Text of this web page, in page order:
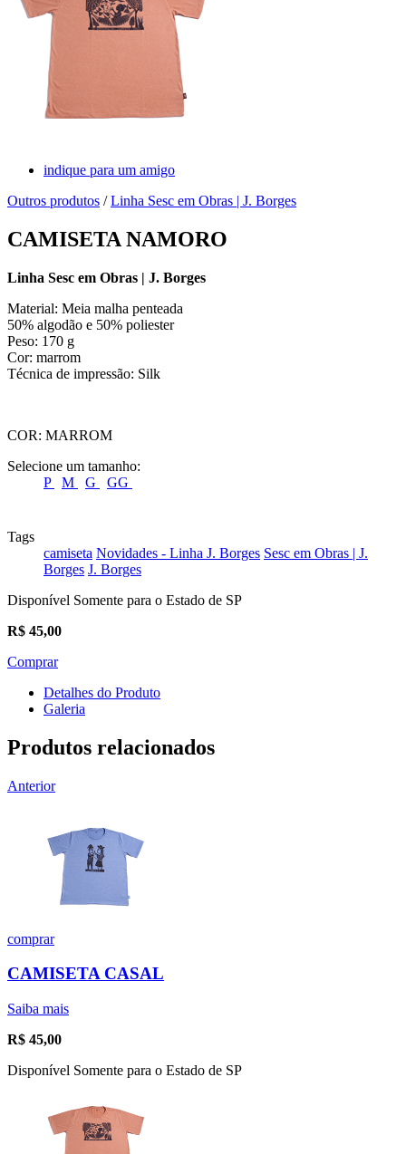
indique para um amigo
Outros produtos /Linha Sesc em Obras | J. Borges
CAMISETA NAMORO
Linha Sesc em Obras | J. Borges
Material: Meia malha penteada
50% algodão e 50% poliester
Peso: 170 g
Cor: marrom
Técnica de impressão: Silk
COR: MARROM
Selecione um tamanho:
P
M G GG
Tags
camiseta Novidades - Linha J. Borges Sesc em Obras | J.
Borges J. Borges
Disponível Somente para o Estado de SP
R$ 45,00
Comprar
Detalhes do Produto
Galeria
Produtos relacionados
Anterior
comprar
CAMISETA CASAL
Saiba mais
R$ 45,00
Disponível Somente para o Estado de SP